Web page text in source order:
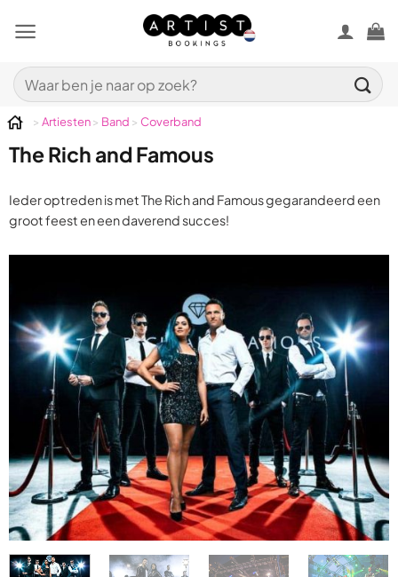
naar
Zoeken
naar:
> Artiesten> Band > Coverband
The Rich and Famous
Ieder optreden is met The Rich and Famous gegarandeerd een
groot feest en een daverend succes!